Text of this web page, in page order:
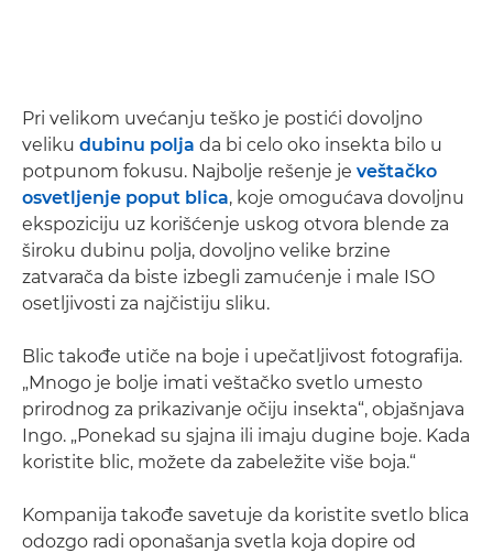
Pri velikom uvećanju teško je postići dovoljno
veliku dubinu polja da bi celo oko insekta bilo u
potpunom fokusu. Najbolje rešenje je veštačko
osvetljenje poput blica, koje omogućava dovoljnu
ekspoziciju uz korišćenje uskog otvora blende za
široku dubinu polja, dovoljno velike brzine
zatvarača da biste izbegli zamućenje i male ISO
osetljivosti za najčistiju sliku.
Blic takođe utiče na boje i upečatljivost fotografija.
„Mnogo je bolje imati veštačko svetlo umesto
prirodnog za prikazivanje očiju insekta“, objašnjava
Ingo. „Ponekad su sjajna ili imaju dugine boje. Kada
koristite blic, možete da zabeležite više boja.“
Kompanija takođe savetuje da koristite svetlo blica
odozgo radi oponašanja svetla koja dopire od